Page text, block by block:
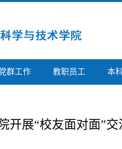
群工作 教职员工 本
开展“校友面对面”